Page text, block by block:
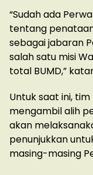
“Sudah ada
tentang
sebagai jabaran
salah satu misi
total BUMD,”
Untuk saat ini,
mengambil alih
akan
penunjukkan
masing-masing